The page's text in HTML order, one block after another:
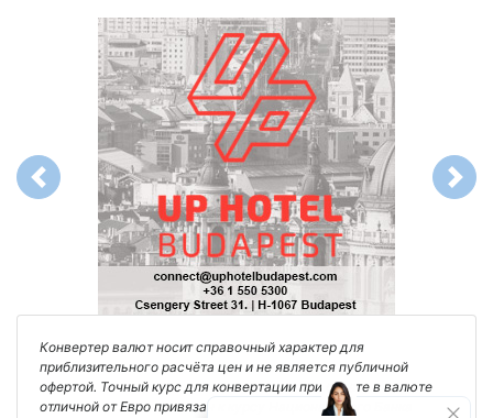
Previous Next
Конвертер валют носит справочный характер для
приблизительного расчёта цен и не является публичной
офертой. Точный курс для конвертации при оплате в валюте
отличной от Евро привязан к курсу Национального Банка